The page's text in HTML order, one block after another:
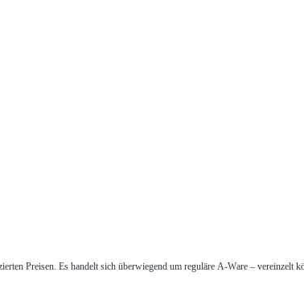
Preisen. Es handelt sich überwiegend um reguläre A-Ware –